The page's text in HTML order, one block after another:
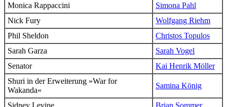
Monica Rappaccini
Simona Pahl
Nick Fury
Wolfgang Riehm
Phil Sheldon
Christos Topulos
Sarah Garza
Sarah Vogel
Senator
Kai Henrik Möller
Shuri in der Erweiterung »War for
Wakanda«
Samina König
Sidney Levine Brian Sommer